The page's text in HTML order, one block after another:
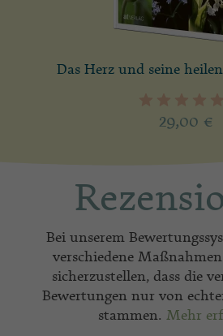
Das Herz und seine
29,00 €
Bei unserem
verschiedene
sicherzustellen, dass die
Bewertungen nur von
stammen. Mehr